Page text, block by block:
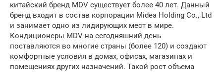
китайский бренд MDV существует более 40 лет. Данный
бренд входит в состав корпорации Midea Holding Co., Ltd
и занимает одно из лидирующих мест в мире.
Кондиционеры MDV на сегодняшний день
поставляются во многие страны (более 120) и создают
комфортные условия в домах, офисах, магазинах и
помещениях других назначений. Такой рост объема